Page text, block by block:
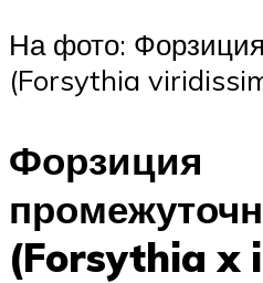
На фото:
(Forsythia
Форзиция
(Forsythia x